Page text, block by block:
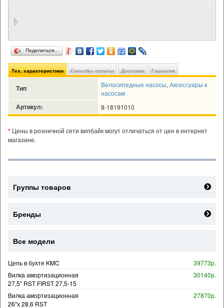
Поделиться…
Тех. характеристики Способы оплаты Доставка Гарантия
Тип Велосипедные насосы, Аксессуары к
насосам
Артикул: 8-18191010
* Цены в розничной сети випбайк могут отличаться от цен в интернет
магазине.
Группы товаров
Бренды
Все модели
Цепь в бухте KMC
39773р.
Вилка амортизационная
27,5" RST FIRST 27,5-15
30140р.
Вилка амортизационная
26"х 28,6 RST
27870р.